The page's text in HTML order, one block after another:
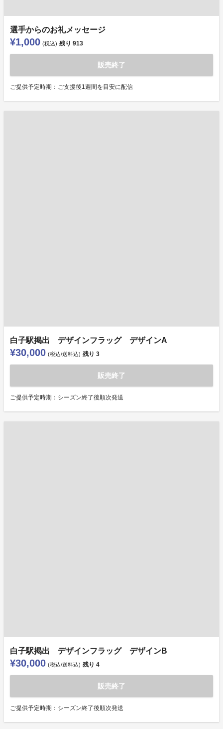
選手からのお礼メッセージ
¥1,000 (税込) 残り 913
販売終了
ご提供予定時期：ご支援後1週間を目安に配信
白子駅掲出 デザインフラッグ デザインA
¥30,000 (税込/送料込) 残り 3
販売終了
ご提供予定時期：シーズン終了後順次発送
白子駅掲出 デザインフラッグ デザインB
¥30,000 (税込/送料込) 残り 4
販売終了
ご提供予定時期：シーズン終了後順次発送